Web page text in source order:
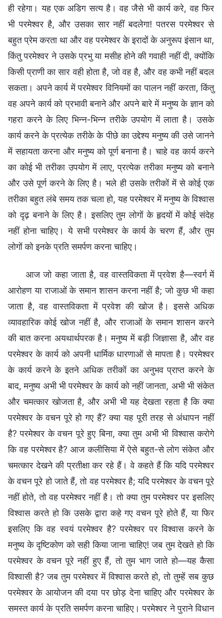
ही रहेगा। यह एक अडिग सत्य है। वह जैसे भी कार्य करे, वह फिर
भी परमेश्वर है, और उसका सार नहीं बदलेगा! पतरस परमेश्वर से
बहुत प्रेम करता था और वह परमेश्वर के इरादों के अनुरूप इंसान था,
किंतु परमेश्वर ने उसके प्रभु या मसीह होने की गवाही नहीं दी, क्योंकि
किसी प्राणी का सार वही होता है, जो वह है, और वह कभी नहीं बदल
सकता। अपने कार्य में परमेश्वर विनियमों का पालन नहीं करता, किंतु
वह अपने कार्य को प्रभावी बनाने और अपने बारे में मनुष्य के ज्ञान को
गहरा करने के लिए भिन्न-भिन्न तरीके उपयोग में लाता है। उसके
कार्य करने के प्रत्येक तरीके के पीछे का उद्देश्य मनुष्य की उसे जानने
में सहायता करना और मनुष्य को पूर्ण बनाना है। चाहे वह कार्य करने
का कोई भी तरीका उपयोग में लाए, प्रत्येक तरीका मनुष्य को बनाने
और उसे पूर्ण करने के लिए है। भले ही उसके तरीकों में से कोई एक
तरीका बहुत लंबे समय तक चला हो, यह परमेश्वर में मनुष्य के विश्वास
को दृढ़ बनाने के लिए है। इसलिए तुम लोगों के हृदयों में कोई संदेह
नहीं होना चाहिए। ये सभी परमेश्वर के कार्य के चरण हैं, और तुम
लोगों को इनके प्रति समर्पण करना चाहिए।
आज जो कहा जाता है, वह वास्तविकता में प्रवेश है—स्वर्ग में
आरोहण या राजाओं के समान शासन करना नहीं है; जो कुछ भी कहा
जाता है, वह वास्तविकता में प्रवेश की खोज है। इससे अधिक
व्यावहारिक कोई खोज नहीं है, और राजाओं के समान शासन करने
की बात करना अयथार्थपरक है। मनुष्य में बड़ी जिज्ञासा है, और वह
परमेश्वर के कार्य को अपनी धार्मिक धारणाओं से मापता है। परमेश्वर
के कार्य करने के इतने अधिक तरीकों का अनुभव प्राप्त करने के
बाद, मनुष्य अभी भी परमेश्वर के कार्य को नहीं जानता, अभी भी संकेत
और चमत्कार खोजता है, और अभी भी यह देखता रहता है कि क्या
परमेश्वर के वचन पूरे हो गए हैं? क्या यह पूरी तरह से अंधापन नहीं
है? परमेश्वर के वचन पूरे हुए बिना, क्या तुम अभी भी विश्वास करोगे
कि वह परमेश्वर है? आज कलीसिया में ऐसे बहुत-से लोग संकेत और
चमत्कार देखने की प्रतीक्षा कर रहे हैं। वे कहते हैं कि यदि परमेश्वर
के वचन पूरे हो जाते हैं, तो वह परमेश्वर है; यदि परमेश्वर के वचन पूरे
नहीं होते, तो वह परमेश्वर नहीं है। तो क्या तुम परमेश्वर पर इसलिए
विश्वास करते हो कि उसके द्वारा कहे गए वचन पूरे होते हैं, या फिर
इसलिए कि वह स्वयं परमेश्वर है? परमेश्वर पर विश्वास करने के
मनुष्य के दृष्टिकोण को सही किया जाना चाहिए! जब तुम देखते हो कि
परमेश्वर के वचन पूरे नहीं हुए हैं, तो तुम भाग जाते हो—यह कैसा
विश्वासी है? जब तुम परमेश्वर में विश्वास करते हो, तो तुम्हें सब कुछ
परमेश्वर के आयोजन की दया पर छोड़ देना चाहिए और परमेश्वर के
समस्त कार्य के प्रति समर्पण करना चाहिए। परमेश्वर ने पुराने विधान